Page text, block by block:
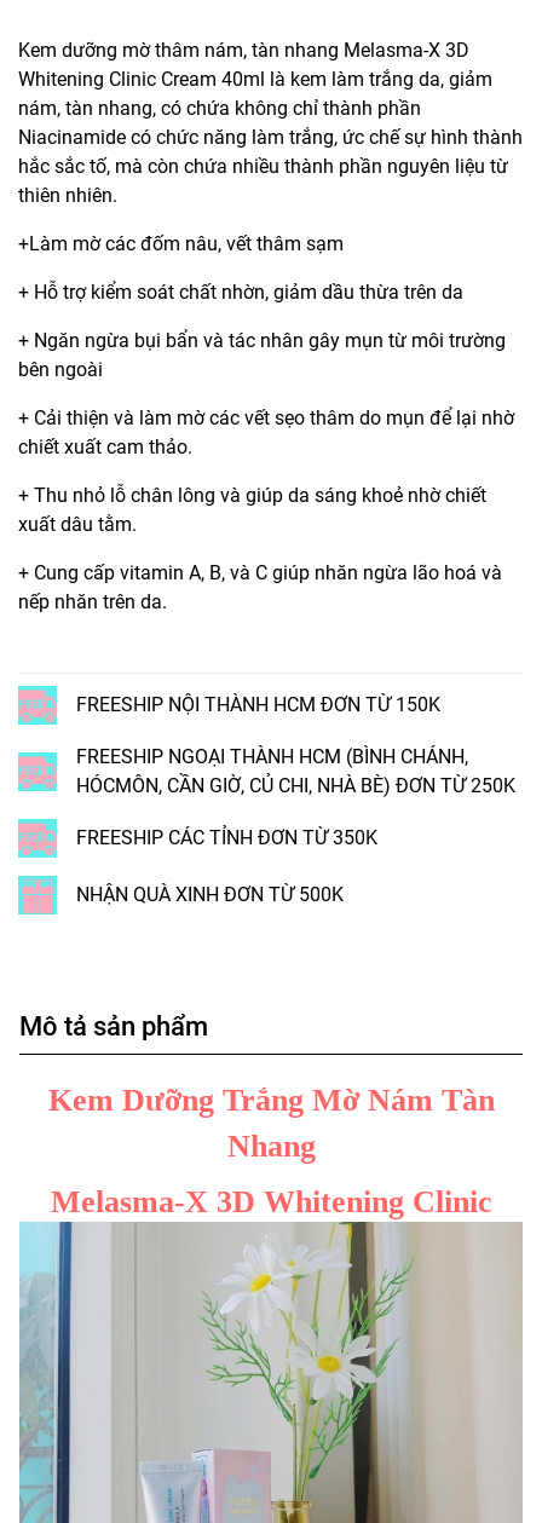
Kem dưỡng mờ thâm nám, tàn nhang Melasma-X 3D
Whitening Clinic Cream 40ml là kem làm trắng da, giảm
nám, tàn nhang, có chứa không chỉ thành phần
Niacinamide có chức năng làm trắng, ức chế sự hình thành
hắc sắc tố, mà còn chứa nhiều thành phần nguyên liệu từ
thiên nhiên.
+Làm mờ các đốm nâu, vết thâm sạm
+ Hỗ trợ kiểm soát chất nhờn, giảm dầu thừa trên da
+ Ngăn ngừa bụi bẩn và tác nhân gây mụn từ môi trường
bên ngoài
+ Cải thiện và làm mờ các vết sẹo thâm do mụn để lại nhờ
chiết xuất cam thảo.
+ Thu nhỏ lỗ chân lông và giúp da sáng khoẻ nhờ chiết
xuất dâu tằm.
+ Cung cấp vitamin A, B, và C giúp nhăn ngừa lão hoá và
nếp nhăn trên da.
FREESHIP NỘI THÀNH HCM ĐƠN TỪ 150K
FREESHIP NGOẠI THÀNH HCM (BÌNH CHÁNH,
HÓCMÔN, CẦN GIỜ, CỦ CHI, NHÀ BÈ) ĐƠN TỪ 250K
FREESHIP CÁC TỈNH ĐƠN TỪ 350K
NHẬN QUÀ XINH ĐƠN TỪ 500K
Mô tả sản phẩm
Kem Dưỡng Trắng Mờ Nám Tàn
Nhang
Melasma-X 3D Whitening Clinic